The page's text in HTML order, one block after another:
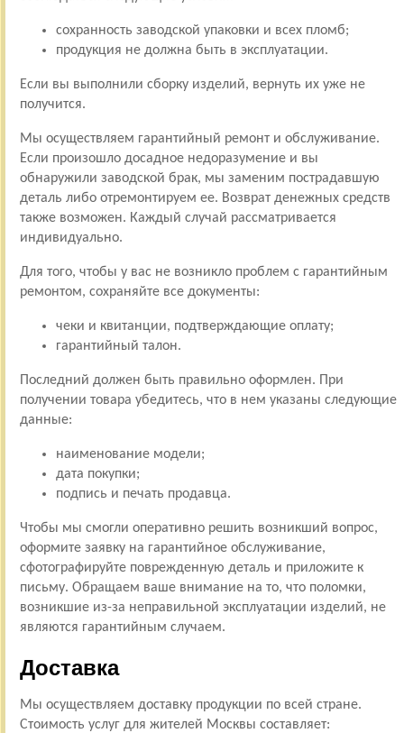
сохранность заводской упаковки и всех пломб;
продукция не должна быть в эксплуатации.
Если вы выполнили сборку изделий, вернуть их уже не
получится.
Мы осуществляем гарантийный ремонт и обслуживание.
Если произошло досадное недоразумение и вы
обнаружили заводской брак, мы заменим пострадавшую
деталь либо отремонтируем ее. Возврат денежных средств
также возможен. Каждый случай рассматривается
индивидуально.
Для того, чтобы у вас не возникло проблем с гарантийным
ремонтом, сохраняйте все документы:
чеки и квитанции, подтверждающие оплату;
гарантийный талон.
Последний должен быть правильно оформлен. При
получении товара убедитесь, что в нем указаны следующие
данные:
наименование модели;
дата покупки;
подпись и печать продавца.
Чтобы мы смогли оперативно решить возникший вопрос,
оформите заявку на гарантийное обслуживание,
сфотографируйте поврежденную деталь и приложите к
письму. Обращаем ваше внимание на то, что поломки,
возникшие из-за неправильной эксплуатации изделий, не
являются гарантийным случаем.
Доставка
Мы осуществляем доставку продукции по всей стране.
Стоимость услуг для жителей Москвы составляет: